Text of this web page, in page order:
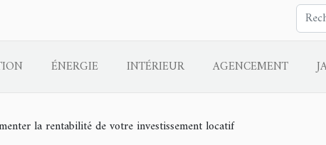
ÉNERGIE INTÉRIEUR AGENCEMENT
la rentabilité de votre investissement locatif